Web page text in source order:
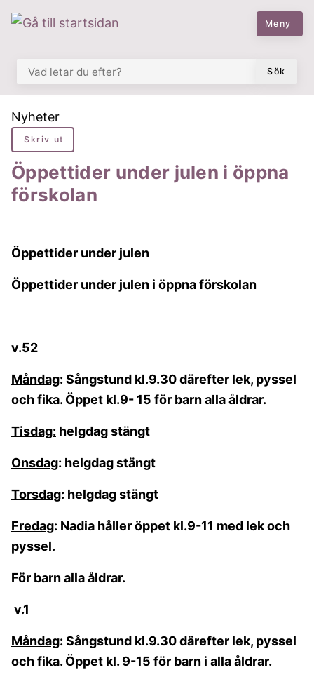
till innehåll
till huvudmeny Meny
Sök
Du är här:
Nyheter
Skriv ut
Öppettider under julen i öppna
förskolan
Öppettider under julen
Öppettider under julen i öppna förskolan
v.52
Måndag: Sångstund kl.9.30 därefter lek, pyssel
och fika. Öppet kl.9- 15 för barn alla åldrar.
Tisdag: helgdag stängt
Onsdag: helgdag stängt
Torsdag: helgdag stängt
Fredag: Nadia håller öppet kl.9-11 med lek och
pyssel.
För barn alla åldrar.
v.1
Måndag: Sångstund kl.9.30 därefter lek, pyssel
och fika. Öppet kl. 9-15 för barn i alla åldrar.